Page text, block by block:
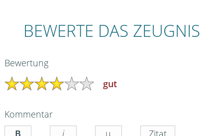
BEWERTE DAS ZEUGNIS
Bewertung
gut
Kommentar